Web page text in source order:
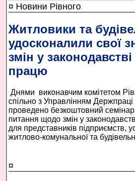
¤ Новини Рівного
Житловики та
удосконалили свої
змін у
працю
Днями виконавчим комітетом
спільно з Управлінням Держпраці
проведено безкоштовний семінар
питання щодо змін у
для представників підприємств,
житлово-комунальної та
¤